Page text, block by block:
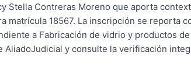
Stella Contreras Moreno que aporta
matrícula 18567. La inscripción se reporta
a Fabricación de vidrio y productos
y consulte la verificación